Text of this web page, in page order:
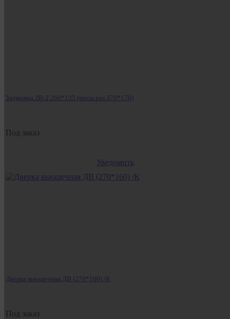
Задвижка 2В-2 260*135 (внеш.раз.370*170)
Под заказ
Уведомить
Дверка вьюшечная ДВ (270*160) /К
Под заказ